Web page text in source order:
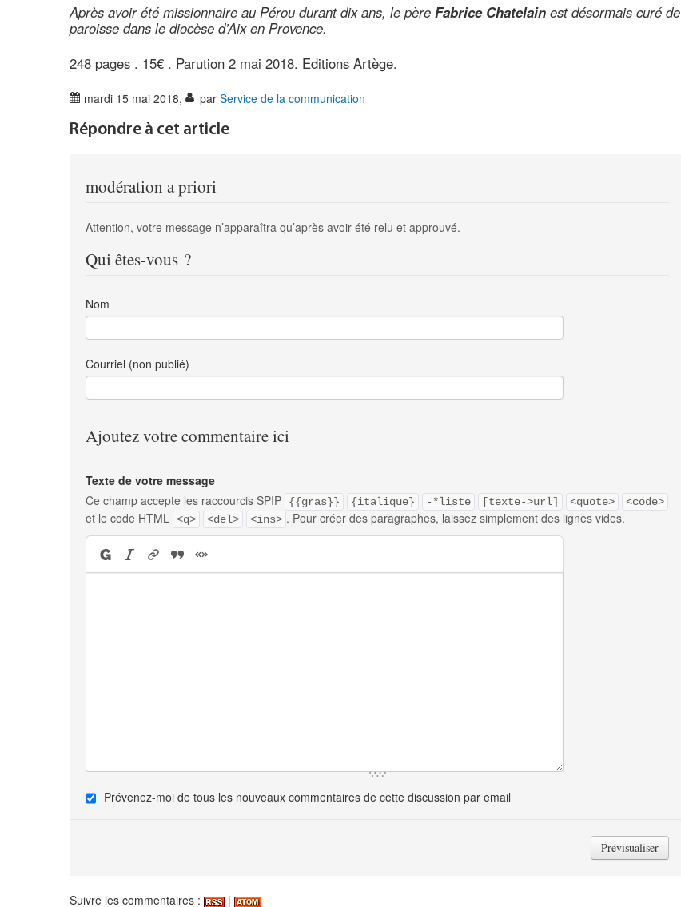
Après avoir été missionnaire au Pérou durant dix ans, le père Fabrice Chatelain est désormais curé de
paroisse dans le diocèse d’Aix en Provence.
248 pages . 15€ . Parution 2 mai 2018. Editions Artège.
mardi 15 mai 2018, par Service de la communication
Répondre à cet article
modération a priori
Attention, votre message n’apparaîtra qu’après avoir été relu et approuvé.
Qui êtes-vous ?
Nom
Courriel (non publié)
Ajoutez votre commentaire ici
Texte de votre message
Ce champ accepte les raccourcis SPIP
{{gras}} {italique} -*liste [texte->url] <quote> <code>
et le code HTML <q> <del> <ins> . Pour créer des paragraphes, laissez simplement des lignes vides.
Prévenez-moi de tous les nouveaux commentaires de cette discussion par email
Suivre les commentaires : |